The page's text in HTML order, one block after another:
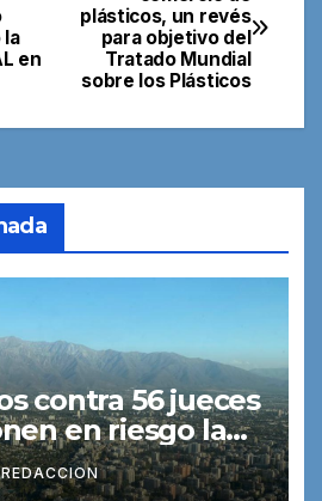
plásticos, un revés
para objetivo del
Tratado Mundial
sobre los Plásticos
la
en
contra 56 jueces
en riesgo la
judicial,
experta
REDACCION